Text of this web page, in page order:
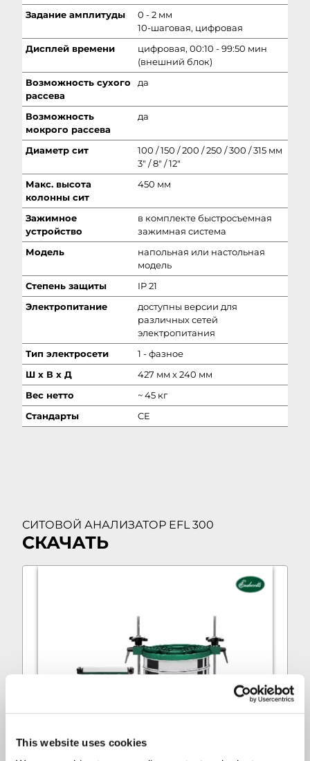
This website uses cookies
Задание амплитуды
0 - 2 мм
10-шаговая, цифровая
Дисплей времени
цифровая, 00:10 - 99:50 мин
(внешний блок)
Возможность сухого
рассева
да
Возможность
мокрого рассева
да
Диаметр сит
100 / 150 / 200 / 250 / 300 / 315 мм
3" / 8" / 12"
Макс. высота
колонны сит
450 мм
Зажимное
устройство
в комплекте быстросъемная
зажимная система
Модель
напольная или настольная
модель
Степень защиты
IP 21
Электропитание
доступны версии для
различных сетей
электропитания
Тип электросети
1 - фазное
Ш х В х Д
427 мм x 240 мм
Вес нетто
~ 45 кг
Стандарты
CE
СИТОВОЙ АНАЛИЗАТОР EFL 300
СКАЧАТЬ